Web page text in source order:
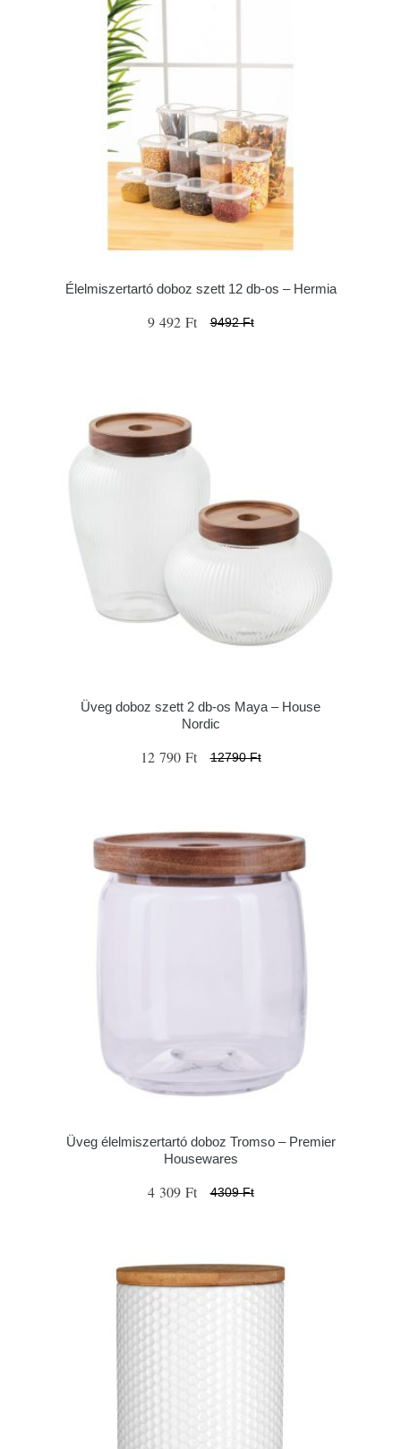
Élelmiszertartó doboz szett 12 db-os – Hermia
9 492 Ft 9492 Ft
Üveg doboz szett 2 db-os Maya – House
Nordic
12 790 Ft 12790 Ft
Üveg élelmiszertartó doboz Tromso – Premier
Housewares
4 309 Ft 4309 Ft